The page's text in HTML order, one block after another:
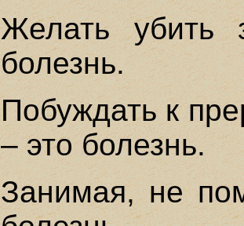
Желать
болезнь.
Побуждать к
– это болезнь.
Занимая, не